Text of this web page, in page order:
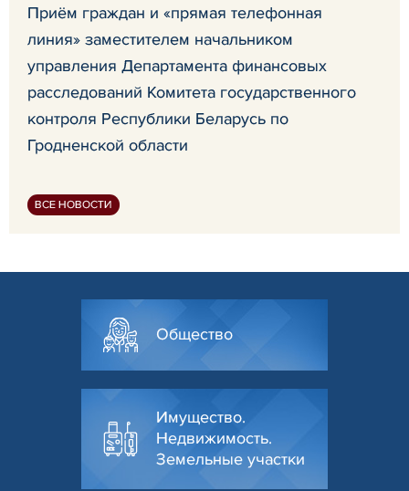
Приём граждан и «прямая телефонная
линия» заместителем начальником
управления Департамента финансовых
расследований Комитета государственного
контроля Республики Беларусь по
Гродненской области
ВСЕ НОВОСТИ
Общество
Имущество.
Недвижимость.
Земельные участки